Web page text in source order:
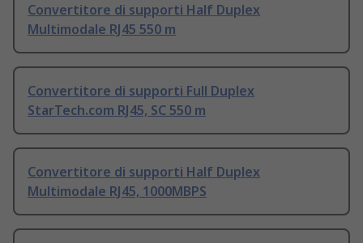
Convertitore di supporti Half Duplex
Multimodale RJ45 550 m
Convertitore di supporti Full Duplex
StarTech.com RJ45, SC 550 m
Convertitore di supporti Half Duplex
Multimodale RJ45, 1000MBPS